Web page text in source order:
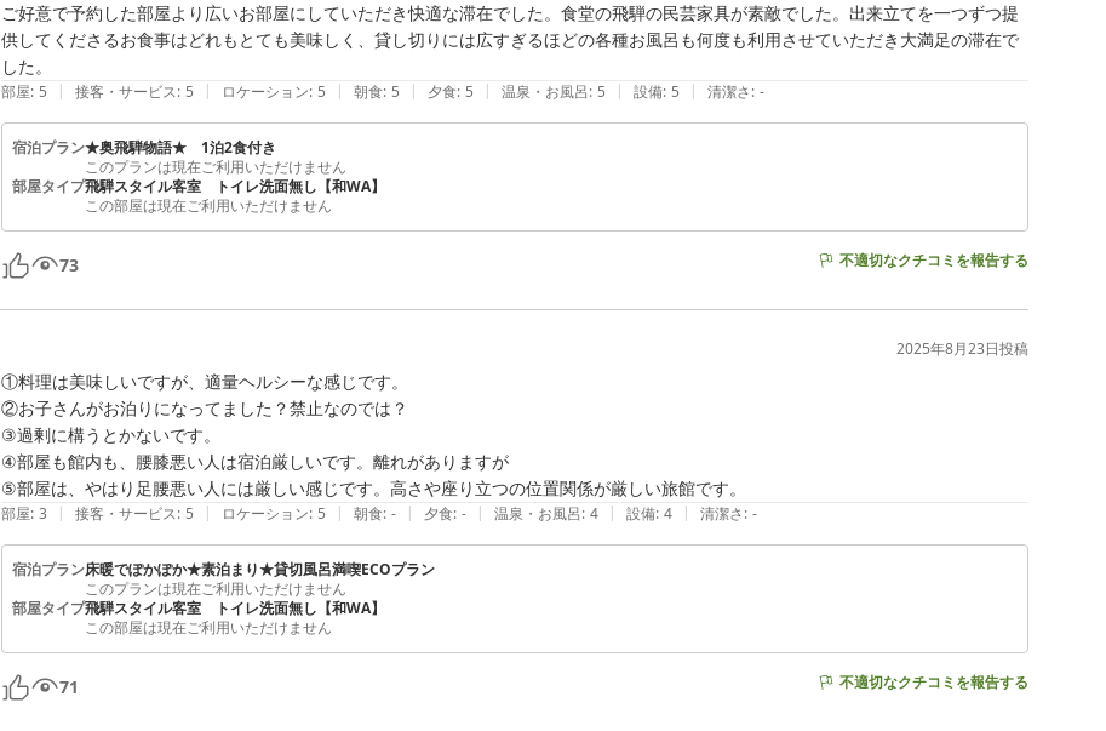
ご好意で予約した部屋より広いお部屋にしていただき快適な滞在でした。食堂の飛騨の民芸家具が素敵でした。出来立てを一つずつ提
供してくださるお食事はどれもとても美味しく、貸し切りには広すぎるほどの各種お風呂も何度も利用させていただき大満足の滞在で
した。
部屋: 5 | 接客・サービス: 5 | ロケーション: 5 | 朝食: 5 | 夕食: 5 | 温泉・お風呂: 5 | 設備: 5 | 清潔さ: -
宿泊プラン★奥飛騨物語★ 1泊2食付き
このプランは現在ご利用いただけません
部屋タイプ飛騨スタイル客室 トイレ洗面無し【和WA】
この部屋は現在ご利用いただけません
73 不適切なクチコミを報告する
2025年8月23日投稿
①料理は美味しいですが、適量ヘルシーな感じです。
②お子さんがお泊りになってました？禁止なのでは？
③過剰に構うとかないです。
④部屋も館内も、腰膝悪い人は宿泊厳しいです。離れがありますが
⑤部屋は、やはり足腰悪い人には厳しい感じです。高さや座り立つの位置関係が厳しい旅館です。
部屋: 3 | 接客・サービス: 5 | ロケーション: 5 | 朝食: - | 夕食: - | 温泉・お風呂: 4 | 設備: 4 | 清潔さ: -
宿泊プラン床暖でぽかぽか★素泊まり★貸切風呂満喫ECOプラン
このプランは現在ご利用いただけません
部屋タイプ飛騨スタイル客室 トイレ洗面無し【和WA】
この部屋は現在ご利用いただけません
71 不適切なクチコミを報告する